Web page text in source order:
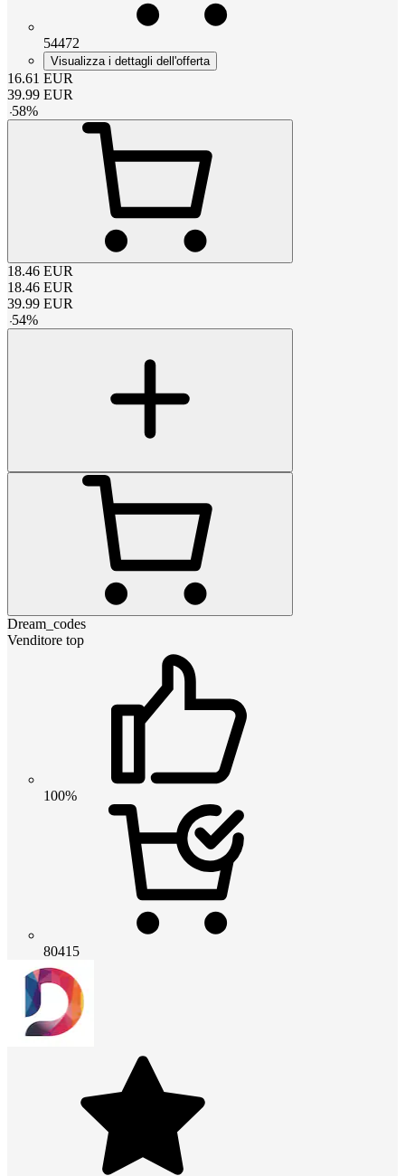
54472
Visualizza i dettagli dell'offerta
16.61 EUR
39.99 EUR
-58%
18.46 EUR
18.46 EUR
39.99 EUR
-54%
Dream_codes
Venditore top
100%
80415